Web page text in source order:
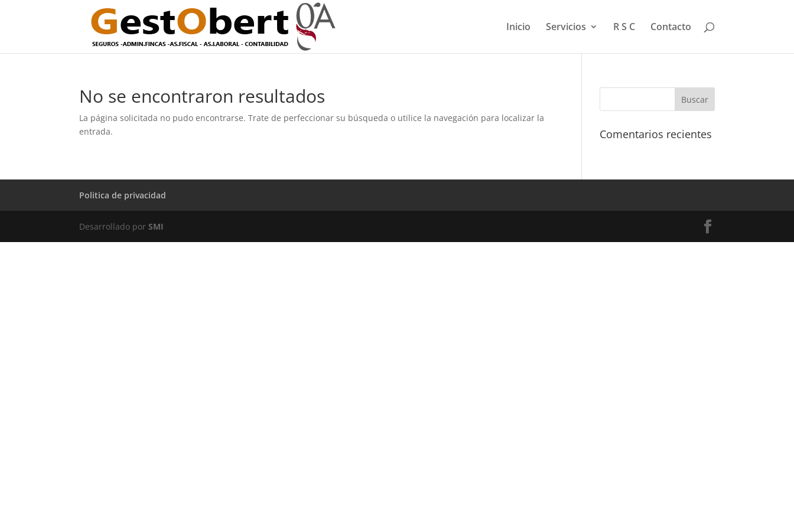
Inicio Servicios R S C Contacto
No se encontraron resultados
La página solicitada no pudo encontrarse. Trate de perfeccionar su búsqueda o utilice la navegación para localizar la
entrada.
Comentarios recientes
Politica de privacidad
Desarrollado porSMI